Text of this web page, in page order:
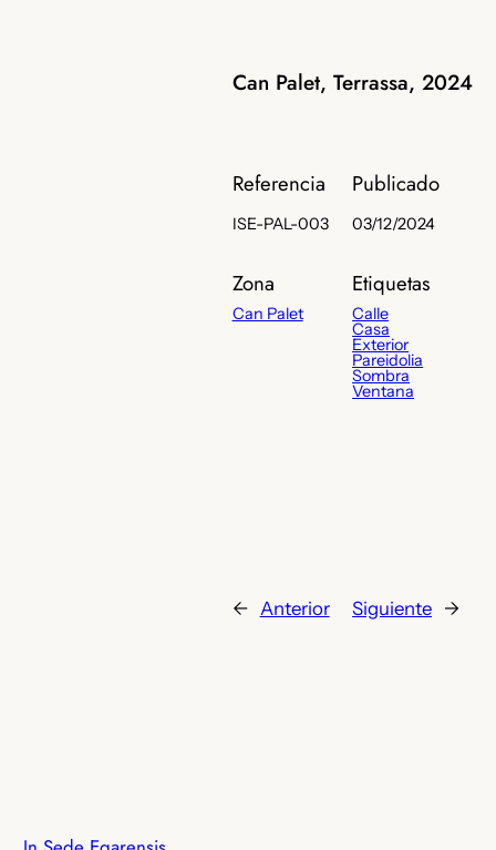
Can Palet, Terrassa, 2024
Referencia
ISE-PAL-003
Zona
Can Palet
Publicado
03/12/2024
Etiquetas
Calle
Casa
Exterior
Pareidolia
Sombra
Ventana
← Anterior Siguiente →